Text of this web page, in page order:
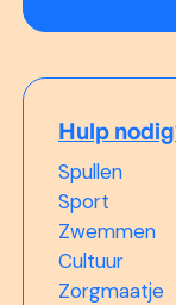
Hulp
Spullen
Sport
Zwemmen
Cultuur
Zorgmaatje